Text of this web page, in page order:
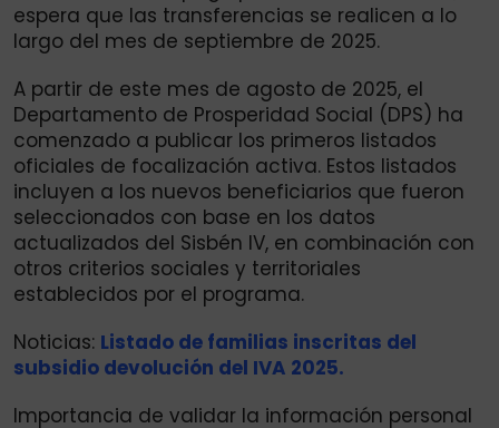
espera que las transferencias se realicen a lo
largo del mes de septiembre de 2025.
A partir de este mes de agosto de 2025, el
Departamento de Prosperidad Social (DPS) ha
comenzado a publicar los primeros listados
oficiales de focalización activa. Estos listados
incluyen a los nuevos beneficiarios que fueron
seleccionados con base en los datos
actualizados del Sisbén IV, en combinación con
otros criterios sociales y territoriales
establecidos por el programa.
Noticias: Listado de familias inscritas del
subsidio devolución del IVA 2025.
Importancia de validar la información personal